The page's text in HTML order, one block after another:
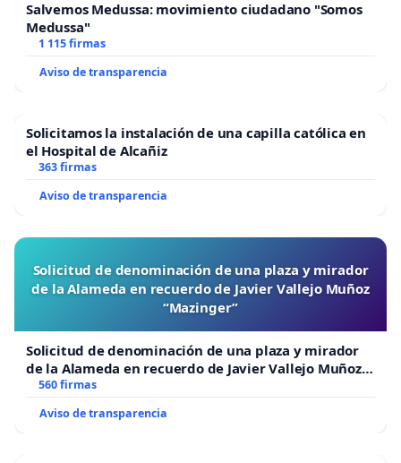
Salvemos Medussa: movimiento ciudadano "Somos
Medussa"
1 115 firmas
Aviso de transparencia
Solicitamos la instalación de una capilla católica en
el Hospital de Alcañiz
363 firmas
Aviso de transparencia
Solicitud de denominación de una plaza y mirador
de la Alameda en recuerdo de Javier Vallejo Muñoz
“Mazinger”
Solicitud de denominación de una plaza y mirador
de la Alameda en recuerdo de Javier Vallejo Muñoz
“Mazinger”
560 firmas
Aviso de transparencia